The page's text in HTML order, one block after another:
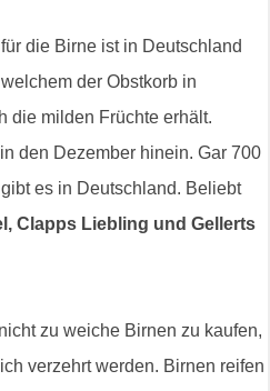
die Birne ist in Deutschland
der Obstkorb in
die milden Früchte erhält.
den Dezember hinein. Gar 700
es in Deutschland. Beliebt
Clapps Liebling und Gellerts
zu weiche Birnen zu kaufen,
verzehrt werden. Birnen reifen